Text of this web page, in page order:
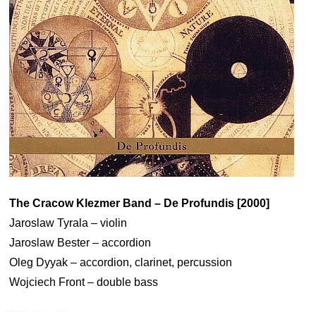
The Cracow Klezmer Band – De Profundis [2000]
Jaroslaw Tyrala – violin
Jaroslaw Bester – accordion
Oleg Dyyak – accordion, clarinet, percussion
Wojciech Front – double bass